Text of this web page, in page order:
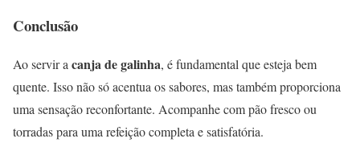
Conclusão
Ao servir acanja de galinha, é fundamental que esteja bem
quente. Isso não só acentua os sabores, mas também proporciona
uma sensação reconfortante. Acompanhe com pão fresco ou
torradas para uma refeição completa e satisfatória.